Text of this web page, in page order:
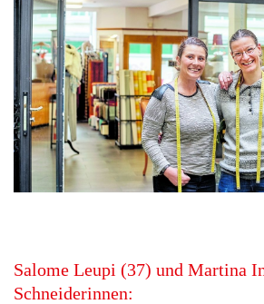
Salome Leupi (37) und Martina
Schneiderinnen: